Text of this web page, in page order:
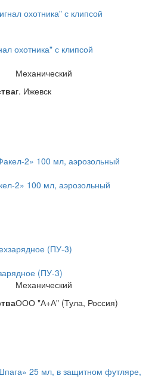
охотника" с клипсой
Механический
г. Ижевск
2» 100 мл, аэрозольный
(ПУ-3)
Механический
ООО "А+А" (Тула, Россия)